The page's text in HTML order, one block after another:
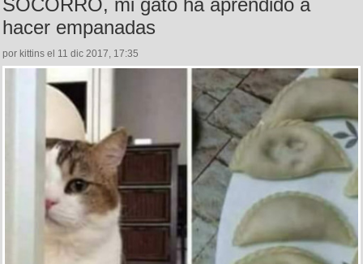
hacer empanadas
por kittins el 11 dic 2017, 17:35